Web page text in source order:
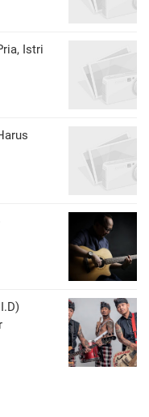
Istri